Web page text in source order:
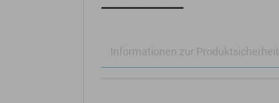
Informationen zur Produktsicherheit